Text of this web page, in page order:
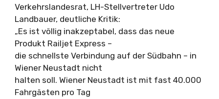
Verkehrslandesrat, LH-Stellvertreter Udo
Landbauer, deutliche Kritik:
„Es ist völlig inakzeptabel, dass das neue
Produkt Railjet Express –
die schnellste Verbindung auf der Südbahn – in
Wiener Neustadt nicht
halten soll. Wiener Neustadt ist mit fast 40.000
Fahrgästen pro Tag